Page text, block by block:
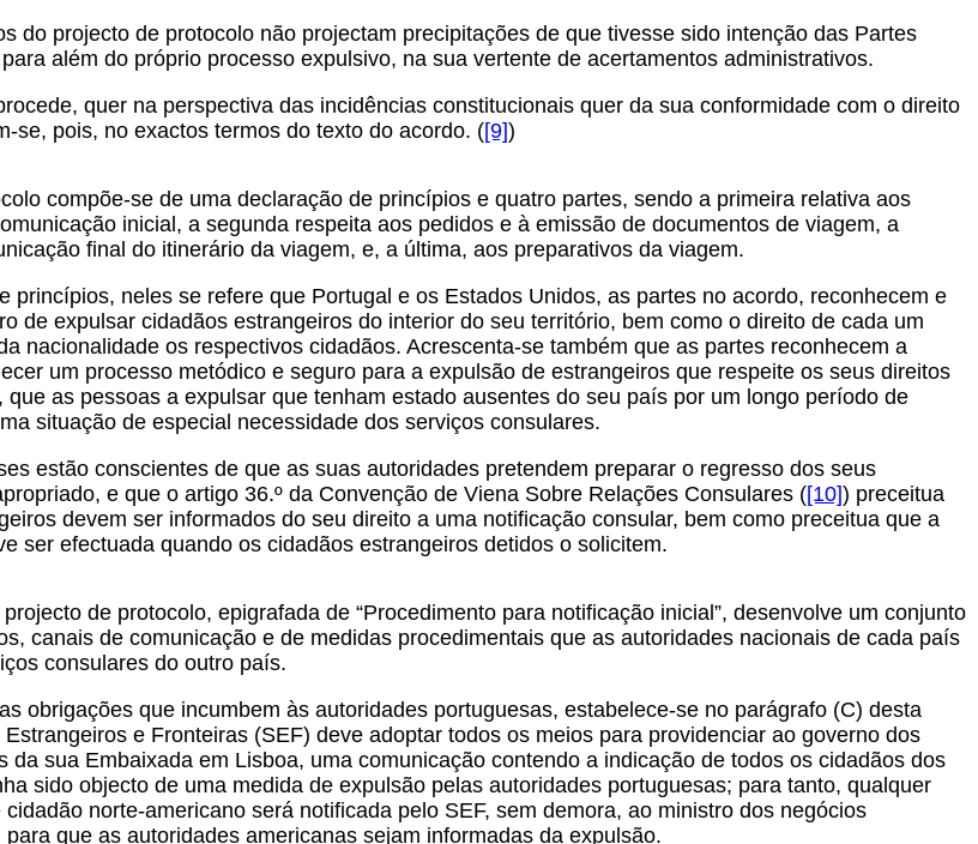
do projecto de protocolo não projectam precipitações de que tivesse sido intenção das Partes
além do próprio processo expulsivo, na sua vertente de acertamentos administrativos.
quer na perspectiva das incidências constitucionais quer da sua conformidade com o direito
se, pois, no exactos termos do texto do acordo. ([9])
compõe-se de uma declaração de princípios e quatro partes, sendo a primeira relativa aos
inicial, a segunda respeita aos pedidos e à emissão de documentos de viagem, a
final do itinerário da viagem, e, a última, aos preparativos da viagem.
princípios, neles se refere que Portugal e os Estados Unidos, as partes no acordo, reconhecem e
de expulsar cidadãos estrangeiros do interior do seu território, bem como o direito de cada um
nacionalidade os respectivos cidadãos. Acrescenta-se também que as partes reconhecem a
um processo metódico e seguro para a expulsão de estrangeiros que respeite os seus direitos
que as pessoas a expulsar que tenham estado ausentes do seu país por um longo período de
situação de especial necessidade dos serviços consulares.
estão conscientes de que as suas autoridades pretendem preparar o regresso dos seus
e que o artigo 36.º da Convenção de Viena Sobre Relações Consulares ([10]) preceitua
devem ser informados do seu direito a uma notificação consular, bem como preceitua que a
ser efectuada quando os cidadãos estrangeiros detidos o solicitem.
de protocolo, epigrafada de “Procedimento para notificação inicial”, desenvolve um conjunto
canais de comunicação e de medidas procedimentais que as autoridades nacionais de cada país
consulares do outro país.
obrigações que incumbem às autoridades portuguesas, estabelece-se no parágrafo (C) desta
e Fronteiras (SEF) deve adoptar todos os meios para providenciar ao governo dos
da sua Embaixada em Lisboa, uma comunicação contendo a indicação de todos os cidadãos dos
sido objecto de uma medida de expulsão pelas autoridades portuguesas; para tanto, qualquer
norte-americano será notificada pelo SEF, sem demora, ao ministro dos negócios
que as autoridades americanas sejam informadas da expulsão.